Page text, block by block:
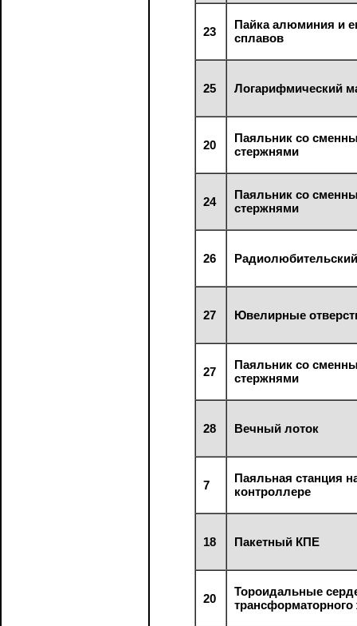
23
Пайка алюминия и
сплавов
25 Логарифмический
20
Паяльник со
стержнями
24
Паяльник со
стержнями
26
27 Ювелирные
27
Паяльник со
стержнями
28 Вечный лоток
7
Паяльная станция
контроллере
18 Пакетный КПЕ
20
Тороидальные
трансформаторного